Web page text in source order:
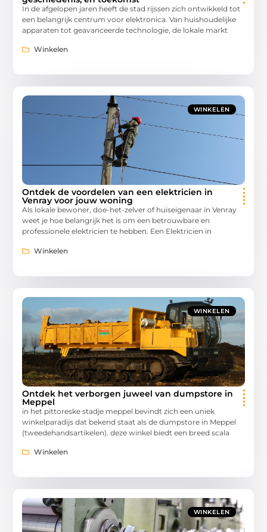
In de afgelopen jaren heeft de stad rijssen zich ontwikkeld tot
een belangrijk centrum voor elektronica. Van huishoudelijke
apparaten tot geavanceerde technologie, de lokale markt
Winkelen
WINKELEN
Ontdek de voordelen van een elektricien in
Venray voor jouw woning
Als lokale bewoner, doe-het-zelver of huiseigenaar in Venray
weet je hoe belangrijk het is om een betrouwbare en
professionele elektricien te hebben. Een Elektricien in
Winkelen
WINKELEN
Ontdek het verborgen juweel van dumpstore in
Meppel
in het pittoreske stadje meppel bevindt zich een uniek
winkelparadijs dat bekend staat als de dumpstore in Meppel
(tweedehandsartikelen). deze winkel biedt een breed scala
Winkelen
WINKELEN